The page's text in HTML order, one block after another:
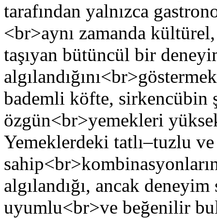
tarafından yalnızca
<br>aynı zamanda
taşıyan bütüncül bir
bademli köfte, sirkencübin
özgün<br>yemekleri
Yemeklerdeki tatlı–tuzlu
sahip<br>kombinasyonların
algılandığı, ancak
uyumlu<br>ve beğenilir